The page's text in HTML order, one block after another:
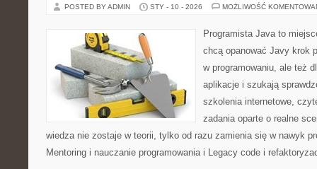
POSTED BY ADMIN STY - 10 - 2026 MOŻLIWOŚĆ
Programista Java to
chcą opanować Javy krok
w programowaniu, ale też
aplikacje i szukają
szkolenia internetowe,
zadania oparte o realne
wiedza nie zostaje w teorii, tylko od razu zamienia się w nawyk
Mentoring i nauczanie programowania i Legacy code i